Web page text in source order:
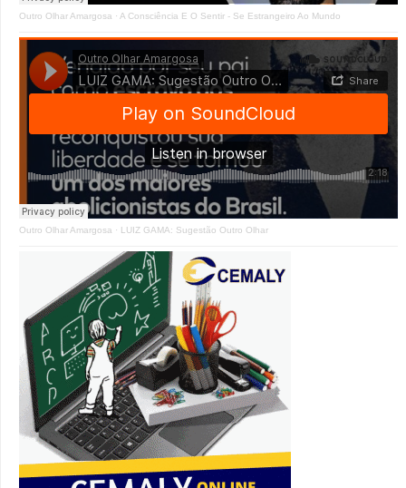
Outro Olhar Amargosa · A Consciência E O Sentir - Se Estrangeiro Ao Mundo
Outro Olhar Amargosa · LUIZ GAMA: Sugestão Outro Olhar